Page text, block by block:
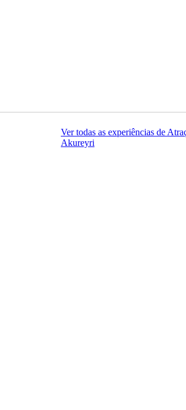
Ver todas as experiências de
Akureyri